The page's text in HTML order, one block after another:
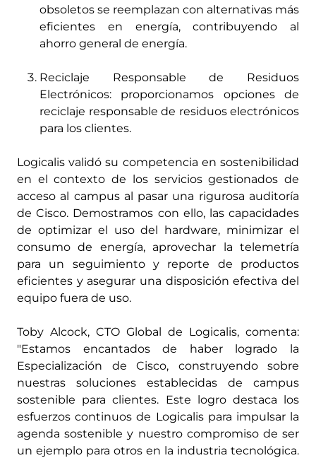
obsoletos se reemplazan con alternativas más
eficientes en energía, contribuyendo al
ahorro general de energía.
Reciclaje Responsable de Residuos
Electrónicos: proporcionamos opciones de
reciclaje responsable de residuos electrónicos
para los clientes.
Logicalis validó su competencia en sostenibilidad
en el contexto de los servicios gestionados de
acceso al campus al pasar una rigurosa auditoría
de Cisco. Demostramos con ello, las capacidades
de optimizar el uso del hardware, minimizar el
consumo de energía, aprovechar la telemetría
para un seguimiento y reporte de productos
eficientes y asegurar una disposición efectiva del
equipo fuera de uso.
Toby Alcock, CTO Global de Logicalis, comenta:
"Estamos encantados de haber logrado la
Especialización de Cisco, construyendo sobre
nuestras soluciones establecidas de campus
sostenible para clientes. Este logro destaca los
esfuerzos continuos de Logicalis para impulsar la
agenda sostenible y nuestro compromiso de ser
un ejemplo para otros en la industria tecnológica.